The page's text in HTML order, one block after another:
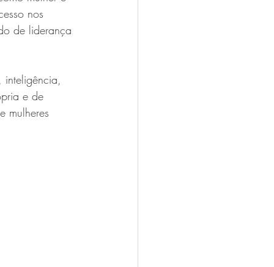
nos
de liderança
inteligência,
e de
mulheres